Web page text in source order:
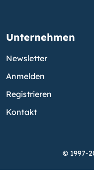
Unternehmen
Newsletter
Anmelden
Registrieren
Kontakt
© 1997-